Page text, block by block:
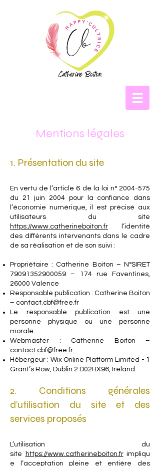
Mentions légales
1. Présentation du site
En vertu de l’article 6 de la loi n° 2004-575
du 21 juin 2004 pour la confiance dans
l’économie numérique, il est précisé aux
utilisateurs du site
https://www.catherineboiton.fr l’identité
des différents intervenants dans le cadre
de sa réalisation et de son suivi :
Propriétaire : Catherine Boiton – N°SIRET
79091352900059 – 174 rue Faventines,
26000 Valence
Responsable publication : Catherine Boiton
– contact.cbf@free.fr
Le responsable publication est une
personne physique ou une personne
morale.
Webmaster : Catherine Boiton –
contact.cbf@free.fr
Hébergeur : Wix Online Platform Limited - 1
Grant’s Row, Dublin 2 D02HX96, Ireland
2. Conditions générales
d’utilisation du site et des
services proposés
L’utilisation du
site
https://www.catherineboiton.frimpliqu
e l’acceptation pleine et entière des